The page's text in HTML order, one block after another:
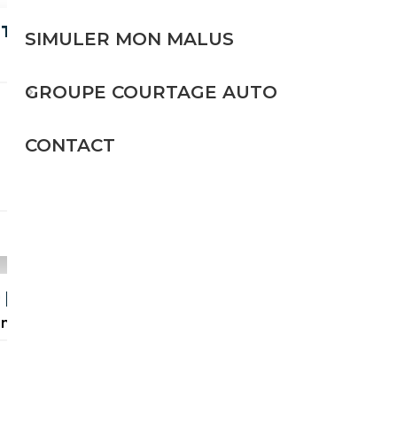
S TRONIC
306 CH (225 kW)
| CAM | MATRIX |
sport, Isofi...
SIMULER MON MALUS
GROUPE COURTAGE AUTO
CONTACT